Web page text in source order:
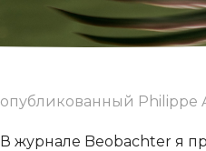
опубликованный Philippe
В журнале Beobachter я